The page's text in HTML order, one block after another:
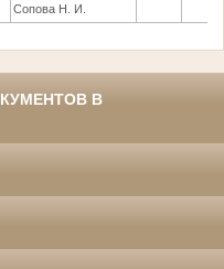
Сопова Н. И.
В